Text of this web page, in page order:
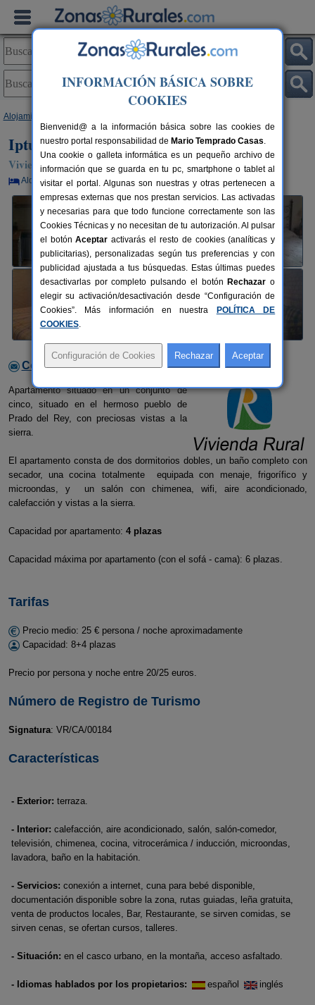
Alojamientos
Iptuci
Vivienda turística en Prado del Rey (Cádiz)
Alquiler por habitaciones 8+4 plazas 90 km de Cádiz
Contactar con el alojamiento
Apartamento situado en un conjunto de
cinco, situado en el hermoso pueblo de
Prado del Rey, con preciosas vistas a la
sierra.
El apartamento consta de dos dormitorios dobles, un baño completo con
secador, una cocina totalmente equipada con menaje, frigorífico y
microondas, y un salón con chimenea, wifi, aire acondicionado,
calefacción y vistas a la sierra.
Capacidad por apartamento: 4 plazas
Capacidad máxima por apartamento (con el sofá - cama): 6 plazas.
Tarifas
Precio medio: 25 € persona / noche aproximadamente
Capacidad: 8+4 plazas
Precio por persona y noche entre 20/25 euros.
Número de Registro de Turismo
Signatura: VR/CA/00184
Características
- Exterior: terraza.
- Interior: calefacción, aire acondicionado, salón, salón-comedor,
televisión, chimenea, cocina, vitrocerámica / inducción, microondas,
lavadora, baño en la habitación.
- Servicios: conexión a internet, cuna para bebé disponible,
documentación disponible sobre la zona, rutas guiadas, leña gratuita,
venta de productos locales, Bar, Restaurante, se sirven comidas, se
sirven cenas, se ofertan cursos, talleres.
- Situación: en el casco urbano, en la montaña, acceso asfaltado.
- Idiomas hablados por los propietarios: español inglés
INFORMACIÓN BÁSICA SOBRE
COOKIES
Bienvenid@ a la información básica sobre las cookies de
nuestro portal responsabilidad de Mario Temprado Casas.
Una cookie o galleta informática es un pequeño archivo de
información que se guarda en tu pc, smartphone o tablet al
visitar el portal. Algunas son nuestras y otras pertenecen a
empresas externas que nos prestan servicios. Las activadas
y necesarias para que todo funcione correctamente son las
Cookies Técnicas y no necesitan de tu autorización. Al pulsar
el botónAceptar activarás el resto de cookies (analíticas y
publicitarias), personalizadas según tus preferencias y con
publicidad ajustada a tus búsquedas. Estas últimas puedes
desactivarlas por completo pulsando el botón Rechazar o
elegir su activación/desactivación desde “Configuración de
Cookies”. Más información en nuestra
POLÍTICA DE
COOKIES.